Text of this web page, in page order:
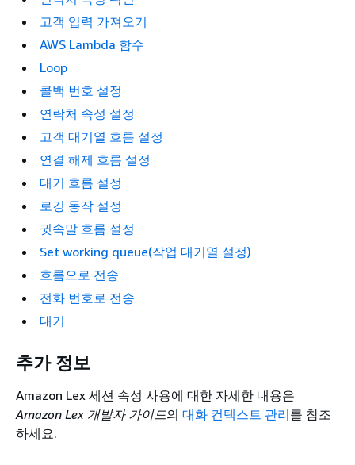
고객 입력 가져오기
AWS Lambda 함수
Loop
콜백 번호 설정
연락처 속성 설정
고객 대기열 흐름 설정
연결 해제 흐름 설정
대기 흐름 설정
로깅 동작 설정
귓속말 흐름 설정
Set working queue(작업 대기열 설정)
흐름으로 전송
전화 번호로 전송
대기
추가 정보
Amazon Lex 세션 속성 사용에 대한 자세한 내용은
Amazon Lex 개발자 가이드의 대화 컨텍스트 관리를 참조
하세요.